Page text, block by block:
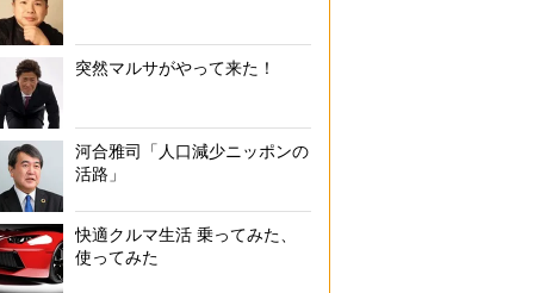
突然マルサがやって来た！
河合雅司「人口減少ニッポンの
活路」
快適クルマ生活 乗ってみた、
使ってみた